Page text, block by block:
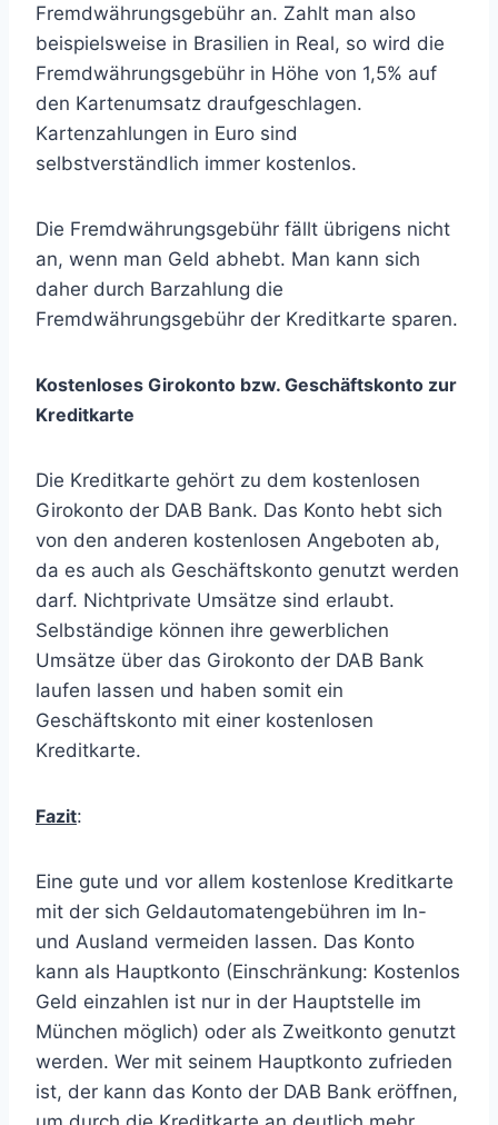
Fremdwährungsgebühr an. Zahlt man also
beispielsweise in Brasilien in Real, so wird die
Fremdwährungsgebühr in Höhe von 1,5% auf
den Kartenumsatz draufgeschlagen.
Kartenzahlungen in Euro sind
selbstverständlich immer kostenlos.
Die Fremdwährungsgebühr fällt übrigens nicht
an, wenn man Geld abhebt. Man kann sich
daher durch Barzahlung die
Fremdwährungsgebühr der Kreditkarte sparen.
Kostenloses Girokonto bzw. Geschäftskonto zur
Kreditkarte
Die Kreditkarte gehört zu dem kostenlosen
Girokonto der DAB Bank. Das Konto hebt sich
von den anderen kostenlosen Angeboten ab,
da es auch als Geschäftskonto genutzt werden
darf. Nichtprivate Umsätze sind erlaubt.
Selbständige können ihre gewerblichen
Umsätze über das Girokonto der DAB Bank
laufen lassen und haben somit ein
Geschäftskonto mit einer kostenlosen
Kreditkarte.
Fazit:
Eine gute und vor allem kostenlose Kreditkarte
mit der sich Geldautomatengebühren im In-
und Ausland vermeiden lassen. Das Konto
kann als Hauptkonto (Einschränkung: Kostenlos
Geld einzahlen ist nur in der Hauptstelle im
München möglich) oder als Zweitkonto genutzt
werden. Wer mit seinem Hauptkonto zufrieden
ist, der kann das Konto der DAB Bank eröffnen,